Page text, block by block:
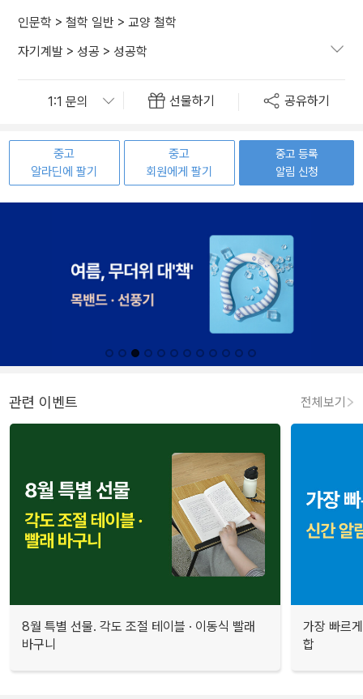
인문학 > 철학 일반 > 교양 철학
자기계발 > 성공 > 성공학
선물하기 공유하기
중고
알라딘에 팔기
중고
회원에게 팔기
중고 등록
알림 신청
관련 이벤트 전체보기
8월 특별 선물. 각도 조절 테이블 · 이동식 빨래
바구니
가장 빠르
합